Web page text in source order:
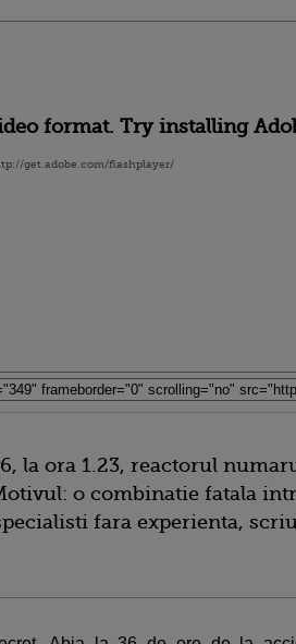
format. Try installing
get.adobe.com/flashplayer/
la ora 1.23, reactorul
o combinatie fatala
fara experienta,